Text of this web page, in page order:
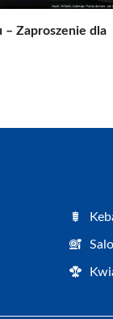
Zaproszenie dla